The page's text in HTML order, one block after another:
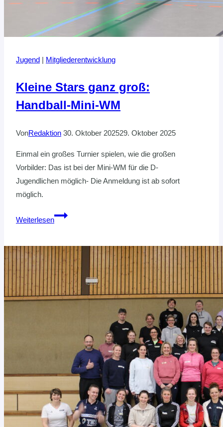
Jugend | Mitgliederentwicklung
Kleine Stars ganz groß:
Handball-Mini-WM
VonRedaktion 30. Oktober 202529. Oktober 2025
Einmal ein großes Turnier spielen, wie die großen
Vorbilder: Das ist bei der Mini-WM für die D-
Jugendlichen möglich- Die Anmeldung ist ab sofort
möglich.
Weiterlesen
Kleine
groß:
Handball-
Mini-
WM